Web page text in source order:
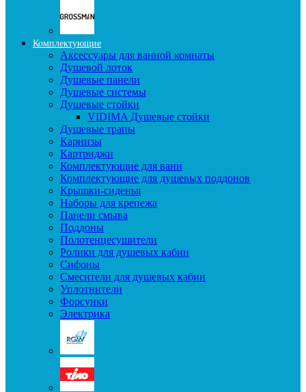
Комплектующие
Аксессуары для ванной комнаты
Душевой лоток
Душевые панели
Душевые системы
Душевые стойки
VIDIMA Душевые стойки
Душевые трапы
Карнизы
Картриджи
Комплектующие для ванн
Комплектующие для душевых поддонов
Крышки-сиденья
Наборы для крепежа
Панели смыва
Поддоны
Полотенцесушители
Ролики для душевых кабин
Сифоны
Смесители для душевых кабин
Уплотнители
Форсунки
Электрика